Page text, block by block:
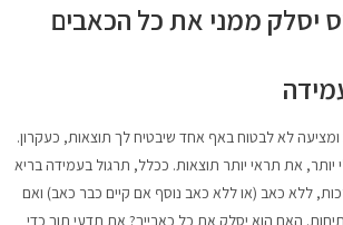
יסלק ממני את כל הכאבים
לא לבטוח באף אחד שיבטיח לך תוצאות, כעקרון.
את תראי יותר תוצאות. ככלל, תרגול בעמידה בריא
ללא כאב (או ללא כאב נוסף אם קיים כבר כאב) ואם
האם הוא יסלק את כל כאבייך? את תדעי תוך כדי